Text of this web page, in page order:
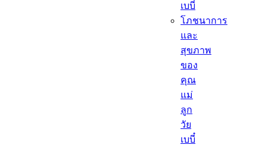
เบบี๋
โภชนาการ
และ
สุขภาพ
ของ
คุณ
แม่
ลูก
วัย
เบบี๋